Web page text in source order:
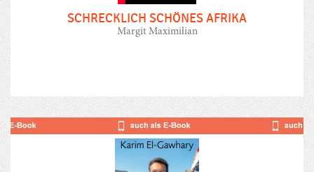
SCHRECKLICH SCHÖNES AFRIKA
Margit Maximilian